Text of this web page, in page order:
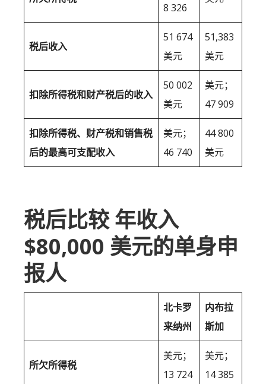
8 326
税后收入
51 674
美元
51,383
美元
扣除所得税和财产税后的收入
50 002
美元
美元；
47 909
扣除所得税、财产税和销售税
后的最高可支配收入
美元；
46 740
44 800
美元
税后比较 年收入
$80,000 美元的单身申
报人
北卡罗
来纳州
内布拉
斯加
所欠所得税
美元；
13 724
美元；
14 385